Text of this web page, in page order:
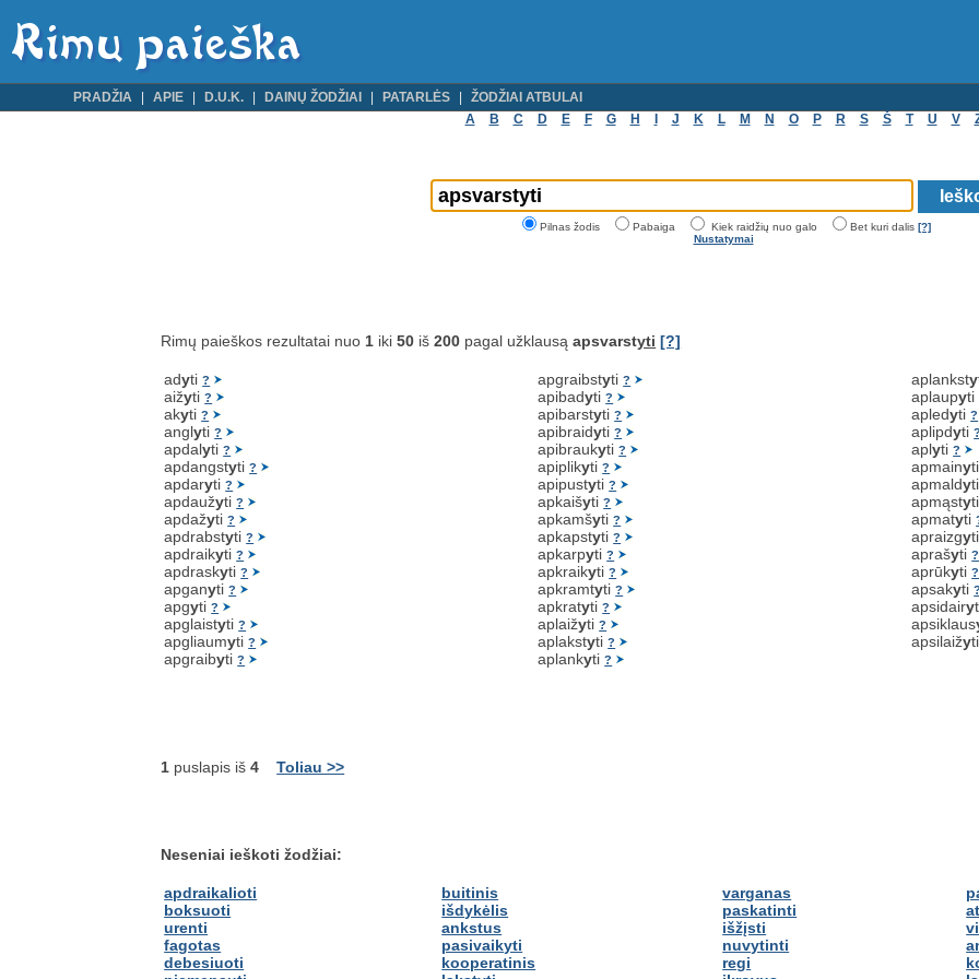
PRADŽIA APIE D.U.K. DAINŲ ŽODŽIAI PATARLĖS
ŽODŽIAI ATBULAI
A
B C D E F G H J K L M N O P R S Š T U V
Pilnas žodis Pabaiga Kiek raidžių nuo galo Bet kuri dalis [?]
Nustatymai
Rimų paieškos rezultatai nuo 1 iki50 iš200 pagal užklausąapsvarstyti [?]
adyti?
aižyti?
akyti?
anglyti?
apdalyti?
apdangstyti?
apdaryti?
apdaužyti?
apdažyti?
apdrabstyti?
apdraikyti?
apdraskyti?
apganyti?
apgyti?
apglaistyti?
apgliaumyti?
apgraibyti?
apgraibstyti?
apibadyti?
apibarstyti?
apibraidyti?
apibraukyti?
apiplikyti?
apipustyti?
apkaišyti?
apkamšyti?
apkapstyti?
apkarpyti?
apkraikyti?
apkramtyti?
apkratyti?
aplaižyti?
aplakstyti?
aplankyti?
aplanksty
aplaupyti
apledyti?
aplipdyti?
aplyti?
apmainy
apmaldy
apmąsty
apmatyti
apraizgy
aprašyti?
aprūkyti?
apsakyti?
apsidairy
apsiklaus
apsilaižy
1 puslapis iš4 Toliau >>
Neseniai ieškoti žodžiai:
apdraikalioti
boksuoti
urenti
fagotas
debesiuoti
buitinis
išdykėlis
ankstus
pasivaikyti
kooperatinis
varganas
paskatinti
išžįsti
nuvytinti
regi